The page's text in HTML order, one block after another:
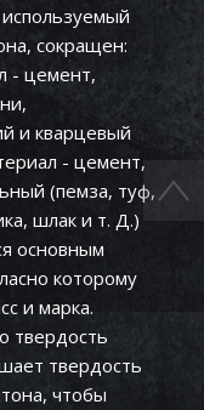
сокращен:
- цемент,
и кварцевый
- цемент,
(пемза, туф,
шлак и т. Д.)
основным
которому
и марка.
твердость
твердость
чтобы